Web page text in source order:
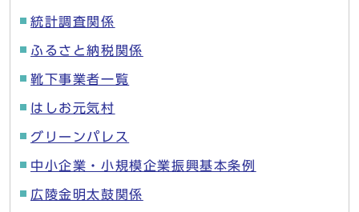
統計調査関係
ふるさと納税関係
靴下事業者一覧
はしお元気村
グリーンパレス
中小企業・小規模企業振興基本条例
広陵金明太鼓関係